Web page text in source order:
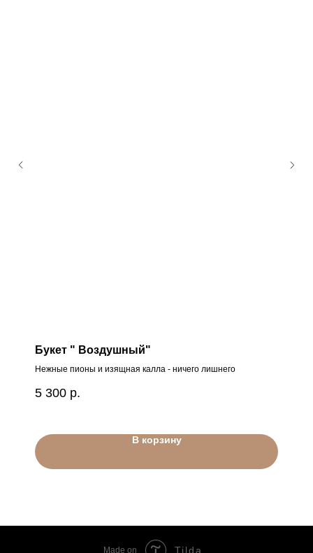
Букет " Воздушный"
Нежные пионы и изящная калла - ничего лишнего
5 300 р.
В корзину
Made on Tilda